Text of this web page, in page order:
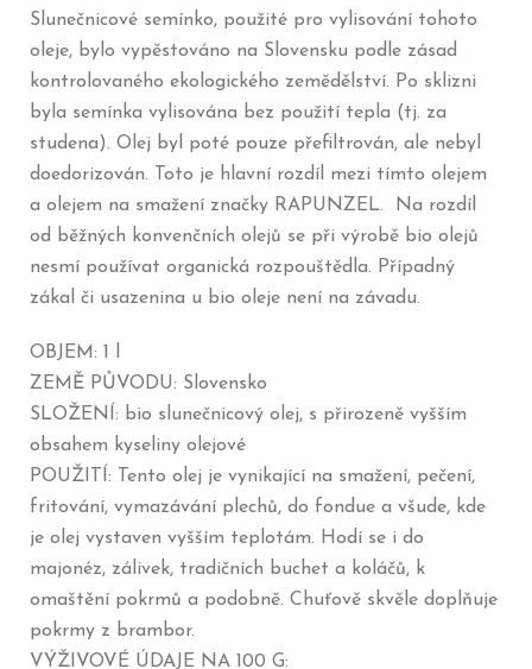
Slunečnicové semínko, použité pro vylisování tohoto
oleje, bylo vypěstováno na Slovensku podle zásad
kontrolovaného ekologického zemědělství. Po sklizni
byla semínka vylisována bez použití tepla (tj. za
studena). Olej byl poté pouze přefiltrován, ale nebyl
doedorizován. Toto je hlavní rozdíl mezi tímto olejem
a olejem na smažení značky RAPUNZEL. Na rozdíl
od běžných konvenčních olejů se při výrobě bio olejů
nesmí používat organická rozpouštědla. Případný
zákal či usazenina u bio oleje není na závadu.
OBJEM: 1 l
ZEMĚ PŮVODU: Slovensko
SLOŽENÍ: bio slunečnicový olej, s přirozeně vyšším
obsahem kyseliny olejové
POUŽITÍ: Tento olej je vynikající na smažení, pečení,
fritování, vymazávání plechů, do fondue a všude, kde
je olej vystaven vyšším teplotám. Hodí se i do
majonéz, zálivek, tradičních buchet a koláčů, k
omaštění pokrmů a podobně. Chuťově skvěle doplňuje
pokrmy z brambor.
VÝŽIVOVÉ ÚDAJE NA 100 G: